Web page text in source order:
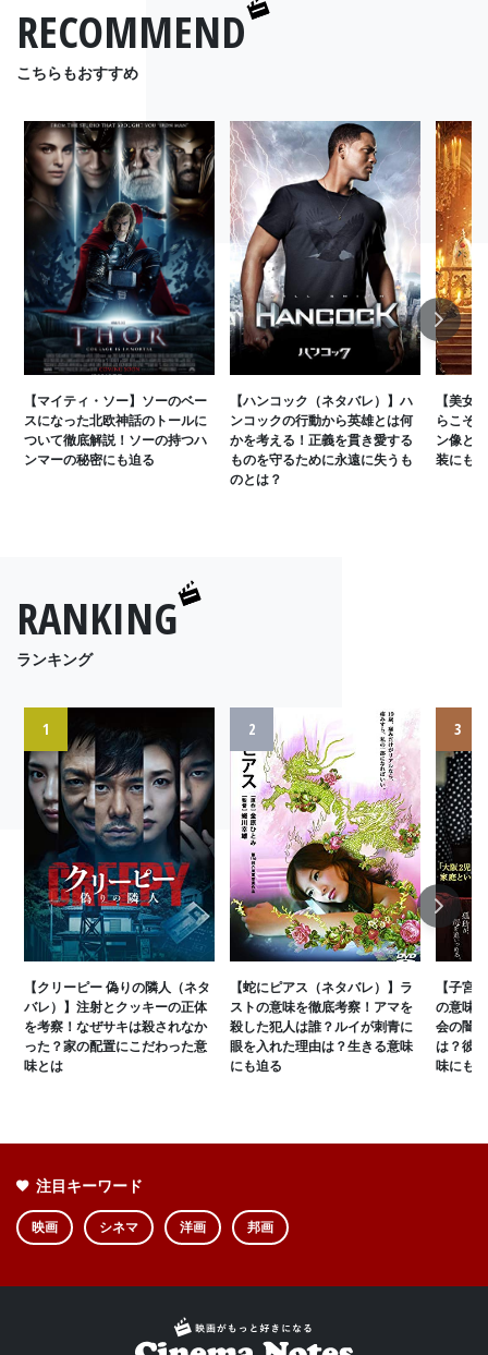
RECOMMEND
こちらもおすすめ
【マイティ・ソー】ソーのベー
スになった北欧神話のトールに
ついて徹底解説！ソーの持つハ
ンマーの秘密にも迫る
【ハンコック（ネタバレ）】ハ
ンコックの行動から英雄とは何
かを考える！正義を貫き愛する
ものを守るために永遠に失うも
のとは？
【美女
らこそ
ン像と
装にも
Next
RANKING
ランキング
1
【クリーピー 偽りの隣人（ネタ
バレ）】注射とクッキーの正体
を考察！なぜサキは殺されなか
った？家の配置にこだわった意
味とは
2
【蛇にピアス（ネタバレ）】ラ
ストの意味を徹底考察！アマを
殺した犯人は誰？ルイが刺青に
眼を入れた理由は？生きる意味
にも迫る
3
【子宮
の意味
会の闇
は？彼
味にも
Next
注目キーワード
映画 シネマ 洋画 邦画